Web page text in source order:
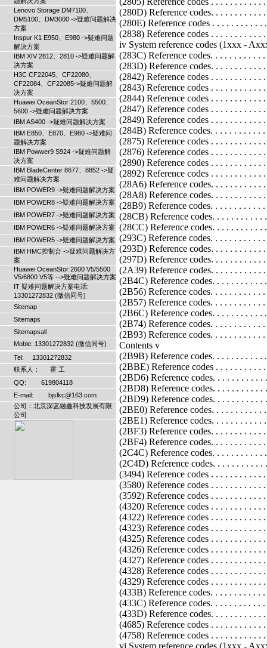
Lenovo Storage DM7100、
DM5100、DM3000 ->疑难问题解决
方案
Inspur K1 E950、E980 ->疑难问题
解决方案
IBM XIV 2812、2810 ->疑难问题解
决方案
H3C CF22045、CF22080、
CF22084、CF22085->疑难问题解
决方案
Huawei OceanStor 2100、5500、
5600 ->疑难问题解决方案
IBM AS400 ->疑难问题解决方案
IBM E850、E870、E980 ->疑难问
题解决方案
IBM Powwer9 S924 ->疑难问题解
决方案
IBM BladeCenter 8677、8852 ->疑
难问题解决方案
IBM POWER9 ->疑难问题解决方案
IBM POWER8 ->疑难问题解决方案
IBM POWER7 ->疑难问题解决方案
IBM POWER6 ->疑难问题解决方案
IBM POWER5 ->疑难问题解决方案
IBM HMC控制台 ->疑难问题解决方
案
Huawei OceanStor 2600 V5/5500
V5/6800 V5等 -->疑难问题解决方案
IT 疑难问题解决方案电话:
13301272832 (微信同号)
Sitemap
Sitemaps
Sitemapsall
Moble: 13301272832 (微信同号)
Tel: 13301272832
联系人： 霍 工
QQ: 619804118
E-mail: bjslkc@163.com
公司：北京深蓝融鑫科技发展有限
公司